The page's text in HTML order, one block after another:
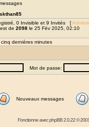
0 Invisible et 9 Invités [
de 2098 le 25 Fév 2025, 02:10
dernières minutes
Mot de passe:
Nouveaux messages
Fonctionne avecphpBB2.0.22 ©